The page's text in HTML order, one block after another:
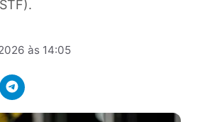
pelo Supremo
às 14:05